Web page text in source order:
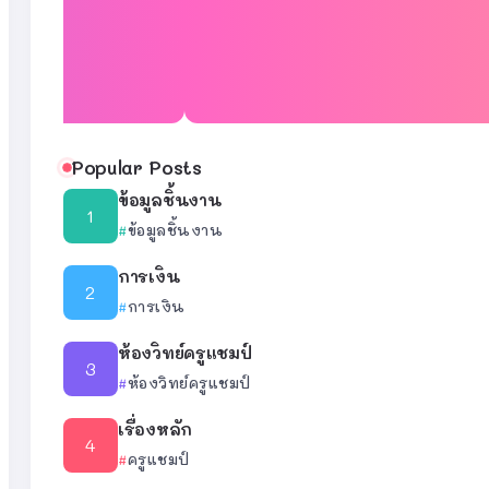
Popular Posts
ข้อมูลชิ้นงาน
ข้อมูลชิ้นงาน
การเงิน
การเงิน
ห้องวิทย์ครูแชมป์
ห้องวิทย์ครูแชมป์
เรื่องหลัก
ครูแชมป์